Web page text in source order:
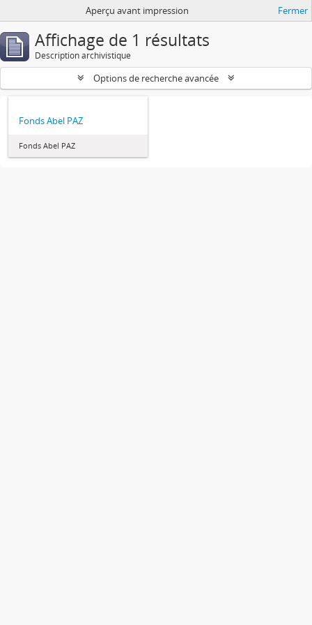
Aperçu avant impression Fermer
Affichage de 1 résultats
Description archivistique
Options de recherche avancée
Fonds Abel PAZ
Fonds Abel PAZ